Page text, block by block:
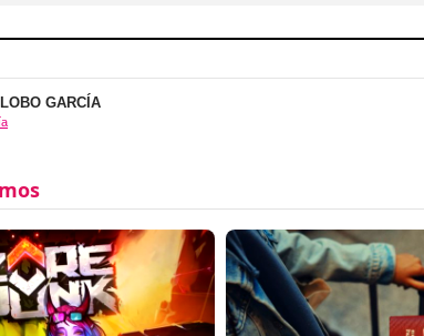
GARCÍA